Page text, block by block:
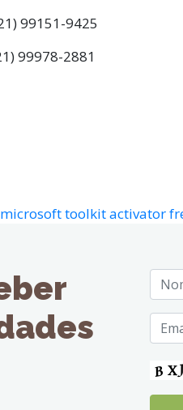
99151-9425
99978-2881
microsoft toolkit activator